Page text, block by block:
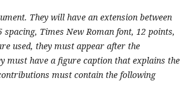
They will have an extension between
spacing, Times New Roman font, 12 points,
used, they must appear after the
must have a figure caption that explains the
must contain the following